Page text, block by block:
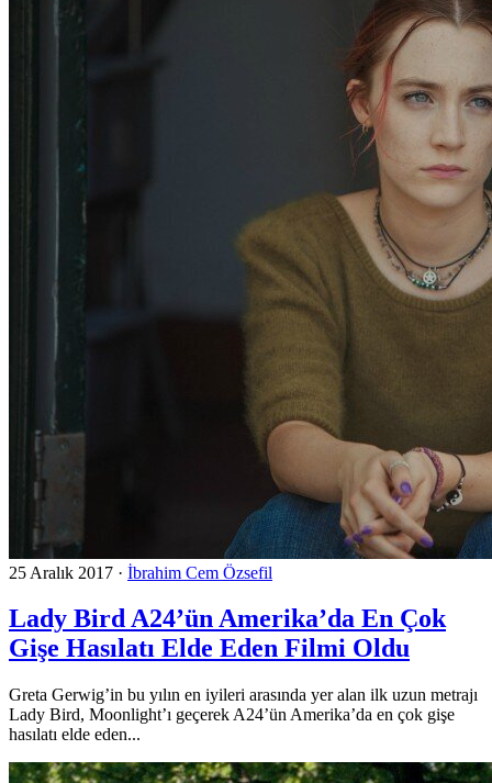
25 Aralık 2017 · İbrahim Cem Özsefil
Lady Bird A24’ün Amerika’da En Çok
Gişe Hasılatı Elde Eden Filmi Oldu
Greta Gerwig’in bu yılın en iyileri arasında yer alan ilk uzun metrajı
Lady Bird, Moonlight’ı geçerek A24’ün Amerika’da en çok gişe
hasılatı elde eden...